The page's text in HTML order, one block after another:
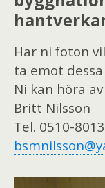
Har ni foton
ta emot
Ni kan höra
Britt Nilsson
Tel. 0510-